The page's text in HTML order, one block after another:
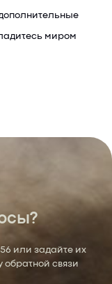
миром
или задайте их
связи